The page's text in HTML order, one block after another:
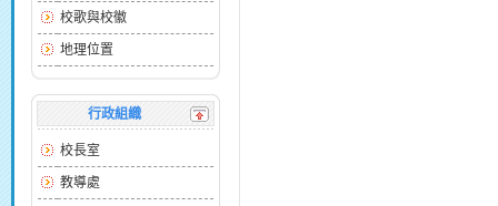
校歌與校徽
地理位置
行政組織
校長室
教導處